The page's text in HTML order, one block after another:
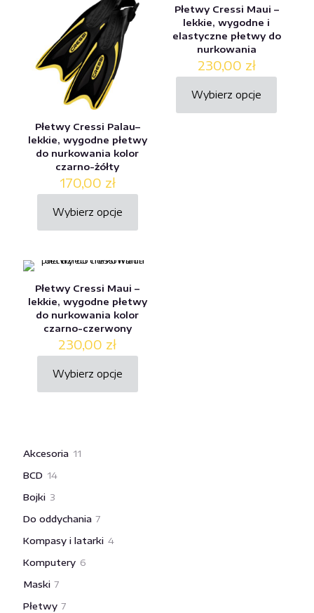
Płetwy Cressi Palau–
lekkie, wygodne płetwy
do nurkowania kolor
czarno-żółty
170,00 zł
Wybierz opcje
produkt
wiele
Opcje
można
wybrać
na
stronie
produktu
Płetwy Cressi Maui –
lekkie, wygodne i
elastyczne płetwy do
nurkowania
230,00 zł
Wybierz opcje
produkt
Płetwy Cressi Maui –
lekkie, wygodne płetwy
do nurkowania kolor
czarno-czerwony
230,00 zł
Wybierz opcje
produkt
można
wybrać
stronie
produktu
Akcesoria 11
BCD 1414
Bojki 33
Do oddychania 7
Kompasy i latarki 44
Komputery 66
Maski 7
Płetwy 7